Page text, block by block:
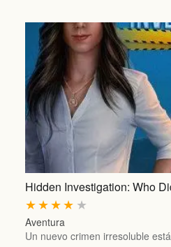
Hidden Investigation: Who
★
★
★
★
★
Aventura
Un nuevo crimen irresoluble